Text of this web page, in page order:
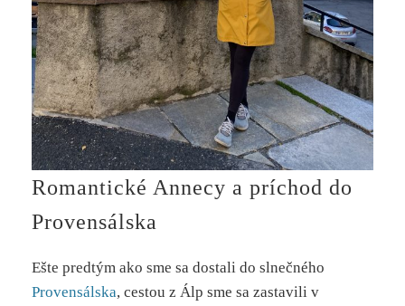
Romantické Annecy a príchod do
Provensálska
Ešte predtým ako sme sa dostali do slnečného
Provensálska, cestou z Álp sme sa zastavili v